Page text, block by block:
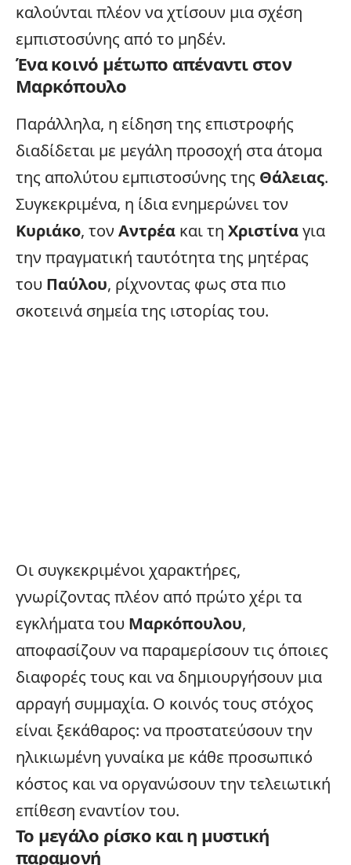
καλούνται πλέον να χτίσουν μια σχέση
εμπιστοσύνης από το μηδέν.
Ένα κοινό μέτωπο απέναντι στον
Μαρκόπουλο
Παράλληλα, η είδηση της επιστροφής
διαδίδεται με μεγάλη προσοχή στα άτομα
της απολύτου εμπιστοσύνης της Θάλειας.
Συγκεκριμένα, η ίδια ενημερώνει τον
Κυριάκο, τον Αντρέα και τη Χριστίναγια
την πραγματική ταυτότητα της μητέρας
του Παύλου, ρίχνοντας φως στα πιο
σκοτεινά σημεία της ιστορίας του.
Οι συγκεκριμένοι χαρακτήρες,
γνωρίζοντας πλέον από πρώτο χέρι τα
εγκλήματα του Μαρκόπουλου,
αποφασίζουν να παραμερίσουν τις όποιες
διαφορές τους και να δημιουργήσουν μια
αρραγή συμμαχία. Ο κοινός τους στόχος
είναι ξεκάθαρος: να προστατεύσουν την
ηλικιωμένη γυναίκα με κάθε προσωπικό
κόστος και να οργανώσουν την τελειωτική
επίθεση εναντίον του.
Το μεγάλο ρίσκο και η μυστική
παραμονή